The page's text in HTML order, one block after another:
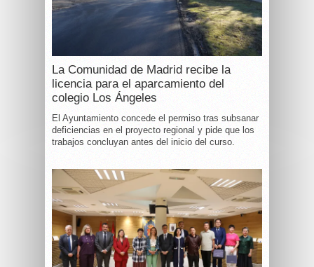
La Comunidad de Madrid recibe la
licencia para el aparcamiento del
colegio Los Ángeles
El Ayuntamiento concede el permiso tras subsanar
deficiencias en el proyecto regional y pide que los
trabajos concluyan antes del inicio del curso.